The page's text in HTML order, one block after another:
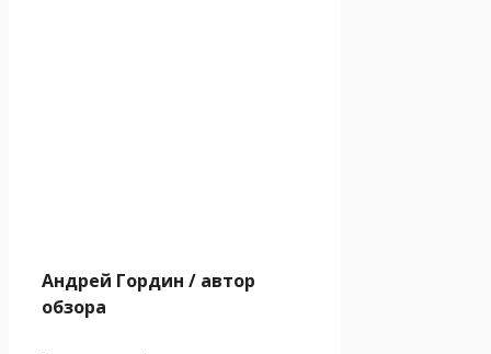
Андрей Гордин / автор
обзора